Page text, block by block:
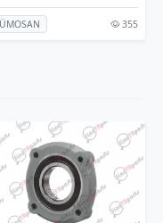
355 # TÜMOSAN
⭐